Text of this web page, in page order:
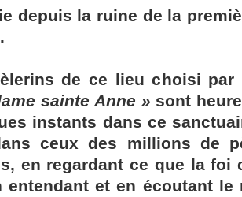
depuis la ruine de la
de ce lieu choisi par
sainte Anne » sont
instants dans ce
ceux des millions de
en regardant ce que la foi
entendant et en écoutant le